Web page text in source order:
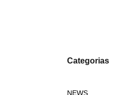
Categorias
NEWS